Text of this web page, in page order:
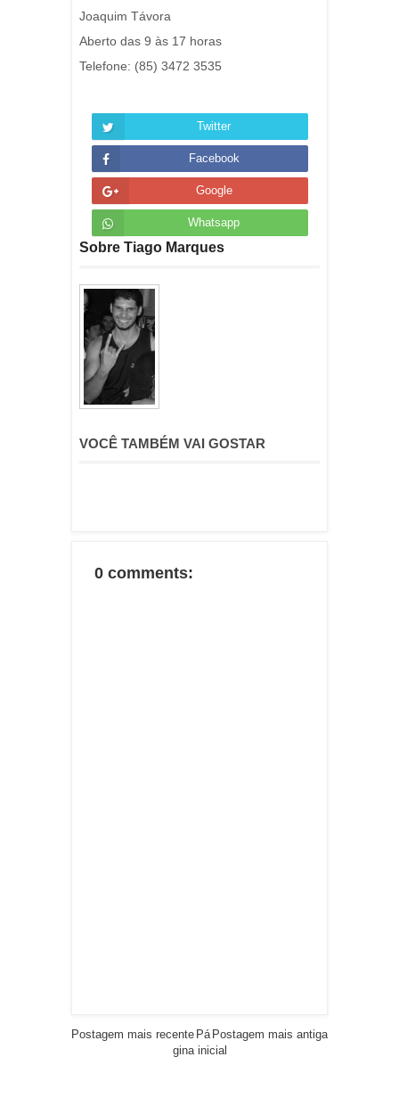
Joaquim Távora
Aberto das 9 às 17 horas
Telefone: (85) 3472 3535
Twitter
Facebook
Google
Whatsapp
Sobre Tiago Marques
VOCÊ TAMBÉM VAI GOSTAR
0 comments:
Postagem mais recente Postagem mais antiga
Pá
gina inicial